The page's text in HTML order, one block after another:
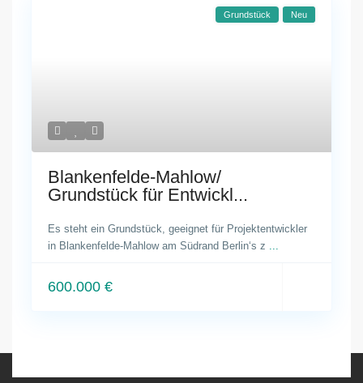
Grundstück Neu
Blankenfelde-Mahlow/
Grundstück für Entwickl...
Es steht ein Grundstück, geeignet für Projektentwickler
in Blankenfelde-Mahlow am Südrand Berlin‘s z ...
600.000 €